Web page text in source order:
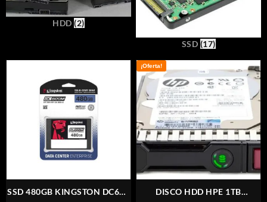
HDD(2)
SSD (17)
SSD 480GB KINGSTON DC600
¡Oferta!
DISCO HDD HPE 1TB